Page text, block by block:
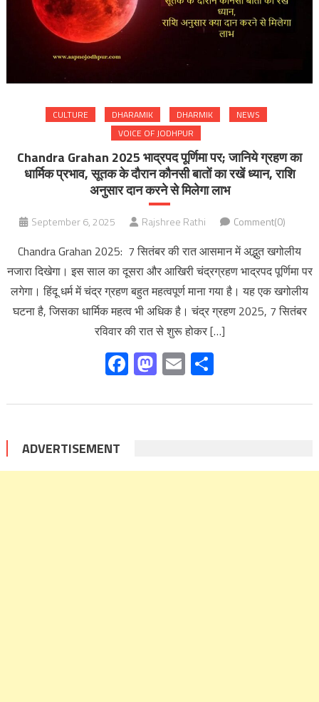
CULTURE DHARAMIK DHARMIK
NEWS
VOICE OF JODHPUR
Chandra Grahan 2025 भाद्रपद पूर्णिमा पर; जानिये ग्रहण का
धार्मिक प्रभाव, सूतक के दौरान कौनसी बातों का रखें ध्यान, राशि
अनुसार दान करने से मिलेगा लाभ
September 6, 2025 Rajshree Rathi Comment(0)
Chandra Grahan 2025: 7 सितंबर की रात आसमान में अद्भुत खगोलीय
नजारा दिखेगा। इस साल का दूसरा और आखिरी चंद्रग्रहण भाद्रपद पूर्णिमा पर
लगेगा। हिंदू धर्म में चंद्र ग्रहण बहुत महत्वपूर्ण माना गया है। यह एक खगोलीय
घटना है, जिसका धार्मिक महत्व भी अधिक है। चंद्र ग्रहण 2025, 7 सितंबर
रविवार की रात से शुरू होकर […]
Facebook
Mastodon
Email
ADVERTISEMENT